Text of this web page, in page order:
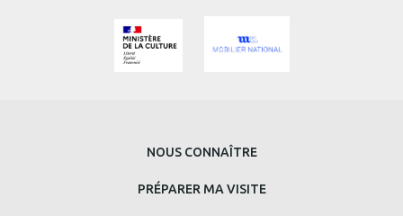
PRINCIPAL
NOUS CONNAÎTRE
PRÉPARER MA VISITE